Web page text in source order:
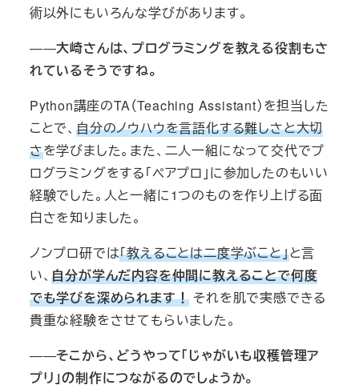
術以外にもいろんな学びがあります。
――大崎さんは、プログラミングを教える役割もさ
れているそうですね。
Python講座のTA（Teaching Assistant）を担当した
ことで、 自分のノウハウを言語化する難しさと大切
さを学びました。また、二人一組になって交代でプ
ログラミングをする「ペアプロ」に参加したのもいい
経験でした。人と一緒に1つのものを作り上げる面
白さを知りました。
ノンプロ研では「教えることは二度学ぶこと」と言
い、自分が学んだ内容を仲間に教えることで何度
でも学びを深められます！ それを肌で実感できる
貴重な経験をさせてもらいました。
――そこから、どうやって「じゃがいも収穫管理ア
プリ」の制作につながるのでしょうか。